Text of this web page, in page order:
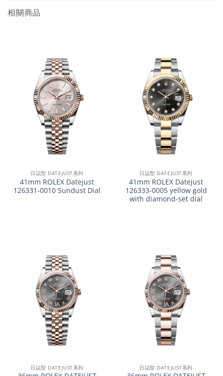
相關商品
日誌型 DATEJUST系列
41mm ROLEX Datejust
126331-0010 Sundust Dial
日誌型 DATEJUST系列
41mm ROLEX Datejust
126333-0005 yellow gold
with diamond-set dial
日誌型 DATEJUST系列 日誌型 DATEJUST系列